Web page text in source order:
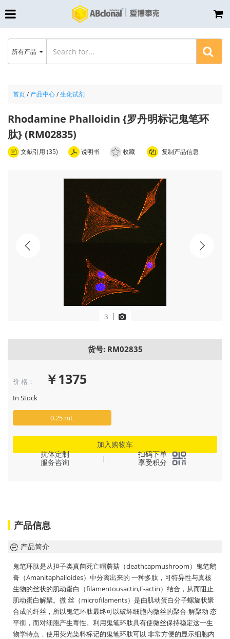
首页/ 产品中心/生化试剂
Rhodamine Phalloidin {罗丹明标记鬼笔环
肽} (RM02835)
文献引用 (35) 说明书 收藏 复制产品信息
Next
3 |
货号: RM02835
价 格： ￥1375
In Stock
0.25 mL
加入购物车
抗体定制
服务咨询
|
扫码下单
享受积分
产品信息
产品简介
鬼笔环肽是从担子类真菌死亡帽蘑菇（deathcapmushroom）鬼笔鹅
膏（Amanitaphalloides）中分离出来的 一种多肽，可特异性与真核
生物的丝状的肌动蛋白（filamentousactin,F-actin）结合，从而阻止
肌动蛋白解聚。微 丝（microfilaments）是由肌动蛋白分子螺旋状聚
合成的纤丝，所以鬼笔环肽最终可以破坏细胞内微丝的聚合-解聚动 态
平衡，而对细胞产生毒性。利用鬼笔环肽具有使微丝保持稳定这一生
物学特点，使用荧光染料标记的鬼笔环肽可以 非常方便的显示细胞内
所有产品